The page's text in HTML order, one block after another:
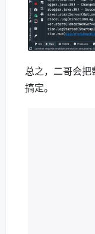
总之，二哥会
搞定。